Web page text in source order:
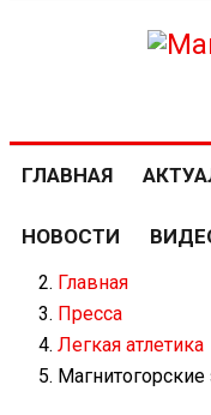
ГЛАВНАЯ
НОВОСТИ
Главная
Пресса
Легкая атлетика